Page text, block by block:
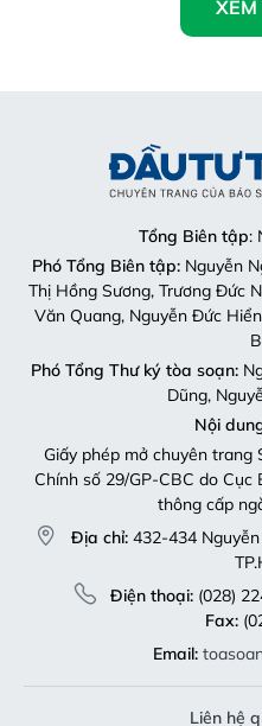
XEM
Tổng Biên tập:
Phó Tổng Biên tập:Nguyễn
Thị Hồng Sương, Trương Đức
Văn Quang, Nguyễn Đức
Phó Tổng Thư ký tòa soạn:
Dũng,
Nội
Giấy phép mở chuyên trang
Chính số 29/GP-CBC do Cục
thông cấp
Địa chỉ: 432-434
Điện thoại:(028)
Fax:
Email:
Liên hệ